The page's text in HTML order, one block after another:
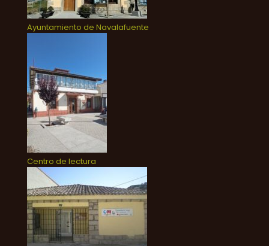
Ayuntamiento de Navalafuente
Centro de lectura